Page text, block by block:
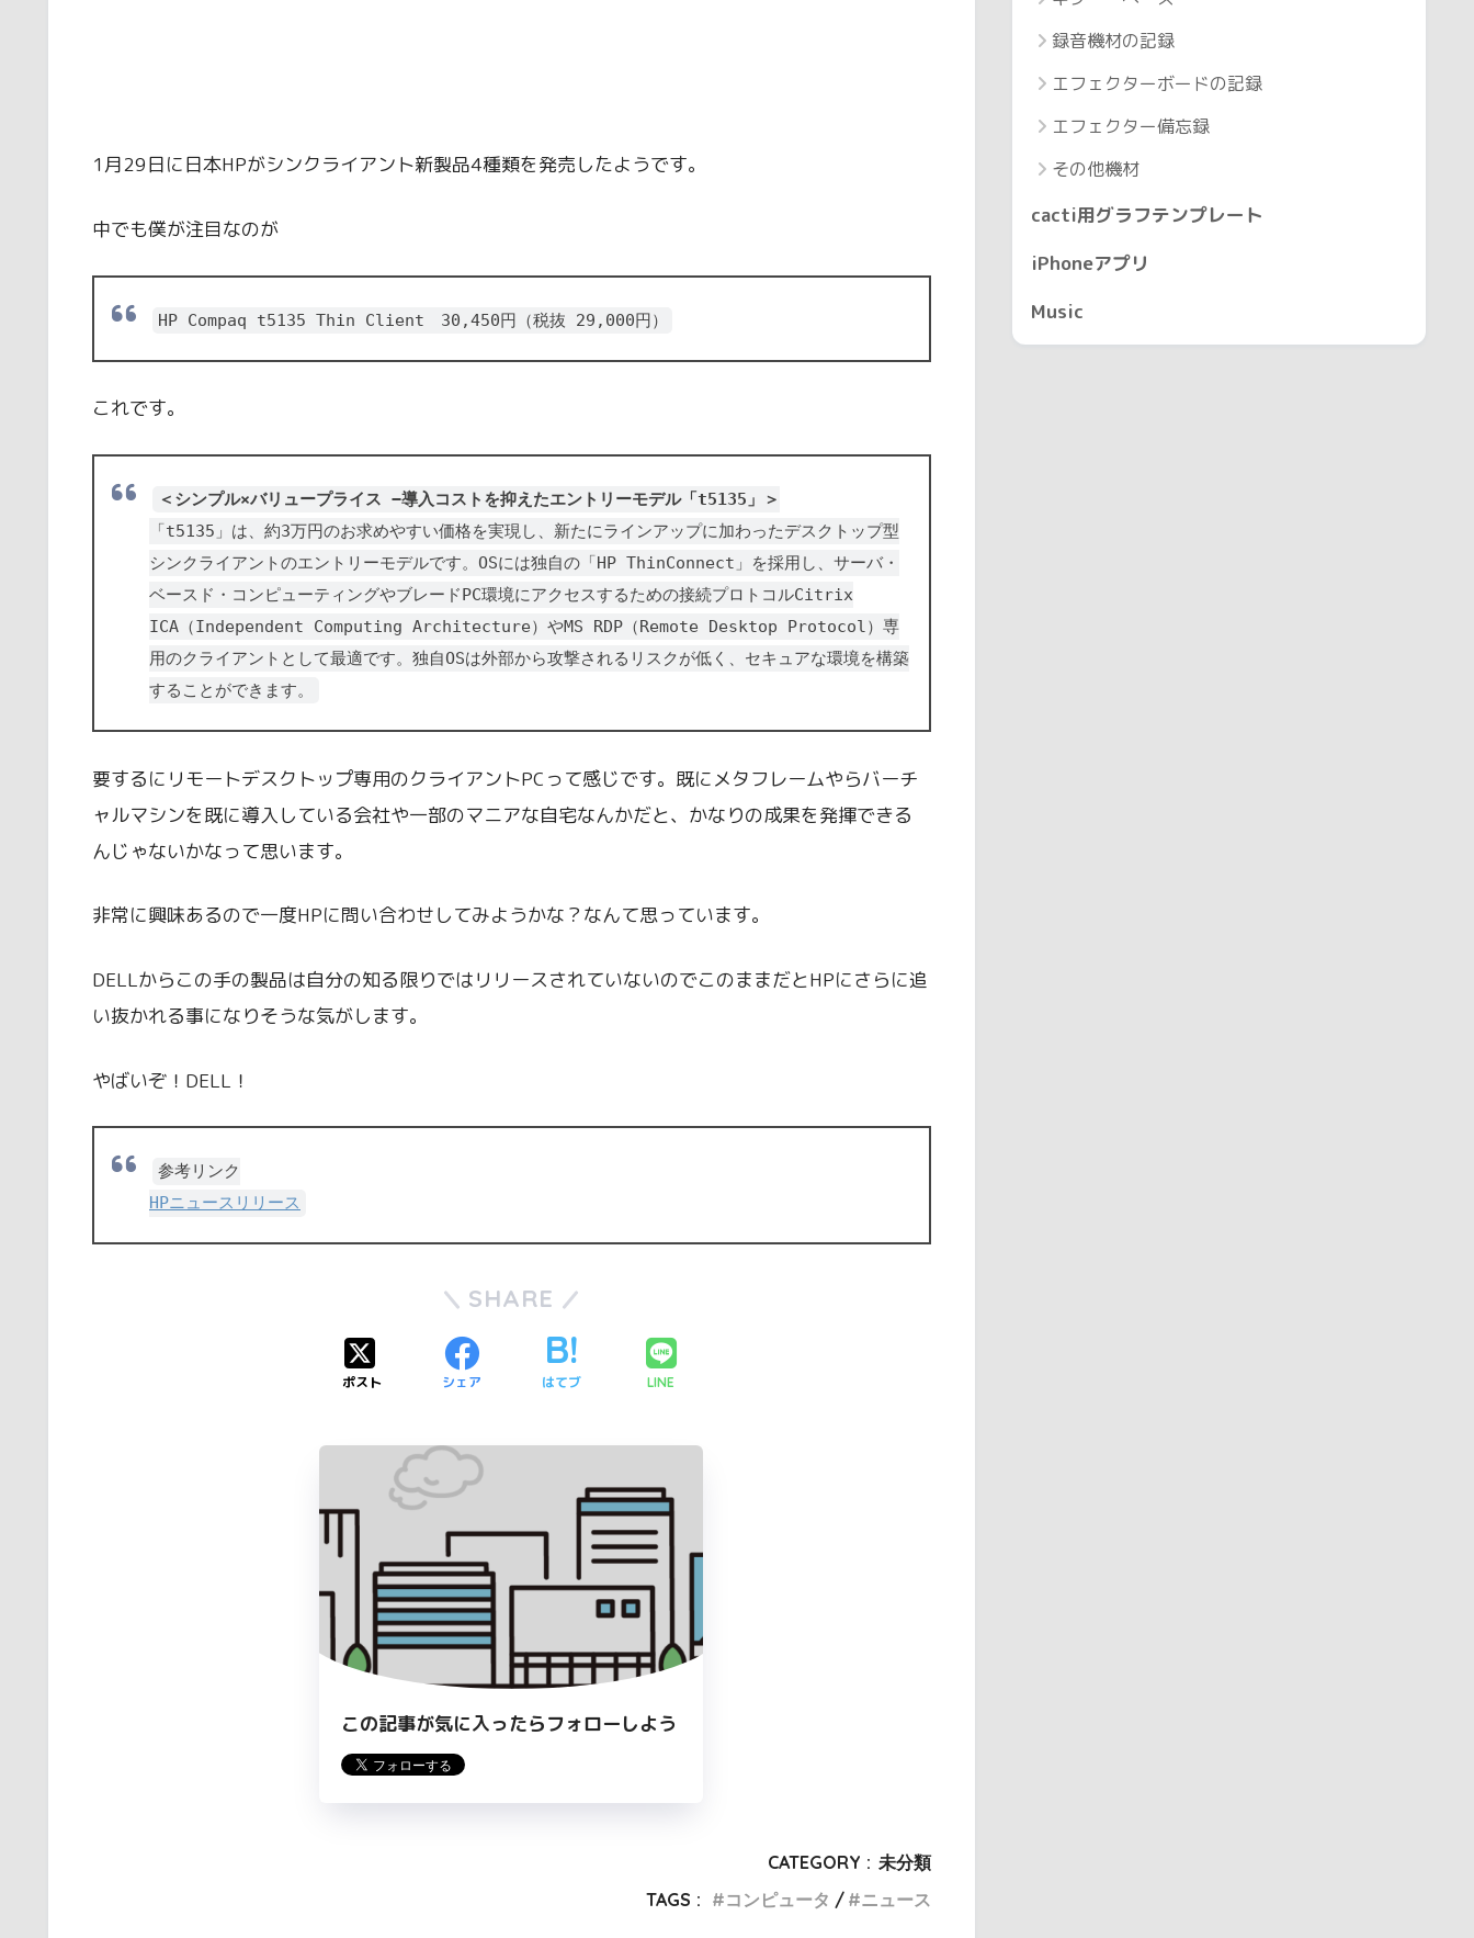
1月29日に日本HPがシンクライアント新製品4種類を発売したようです。
中でも僕が注目なのが
HP Compaq t5135 Thin Client 30,450円（税抜 29,000円）
これです。
＜シンプル×バリュープライス −導入コストを抑えたエントリーモデル「t5135」＞
「t5135」は、約3万円のお求めやすい価格を実現し、新たにラインアップに加わったデスクトップ型
シンクライアントのエントリーモデルです。OSには独自の「HP ThinConnect」を採用し、サーバ・
ベースド・コンピューティングやブレードPC環境にアクセスするための接続プロトコルCitrix
ICA（Independent Computing Architecture）やMS RDP（Remote Desktop Protocol）専
用のクライアントとして最適です。独自OSは外部から攻撃されるリスクが低く、セキュアな環境を構築
することができます。
要するにリモートデスクトップ専用のクライアントPCって感じです。既にメタフレームやらバーチ
ャルマシンを既に導入している会社や一部のマニアな自宅なんかだと、かなりの成果を発揮できる
んじゃないかなって思います。
非常に興味あるので一度HPに問い合わせしてみようかな？なんて思っています。
DELLからこの手の製品は自分の知る限りではリリースされていないのでこのままだとHPにさらに追
い抜かれる事になりそうな気がします。
やばいぞ！DELL！
参考リンク
HPニュースリリース
SHARE
ポスト シェア はてブ LINE
この記事が気に入ったらフォローしよう
CATEGORY : 未分類
TAGS :
コンピュータ ニュース
録音機材の記録
エフェクターボードの記録
エフェクター備忘録
その他機材
cacti用グラフテンプレート
iPhoneアプリ
Music